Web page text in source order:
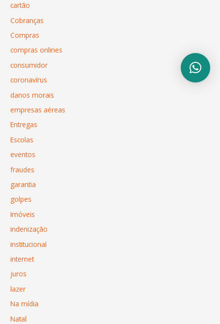
cartão
Cobranças
Compras
compras onlines
consumidor
coronavírus
danos morais
empresas aéreas
Entregas
Escolas
eventos
fraudes
garantia
golpes
Imóveis
indenização
institucional
internet
juros
lazer
Na mídia
Natal